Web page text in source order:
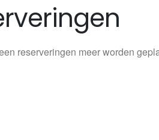
reserveringen meer worden